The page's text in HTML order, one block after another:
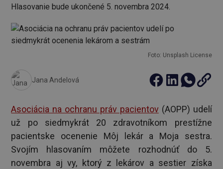
Hlasovanie bude ukončené 5. novembra 2024.
Foto: Unsplash License
Jana Andelová
Asociácia na ochranu práv pacientov(AOPP) udelí
už po siedmykrát 20 zdravotníkom prestížne
pacientske ocenenie Môj lekár a Moja sestra.
Svojím hlasovaním môžete rozhodnúť do 5.
novembra aj vy, ktorý z lekárov a sestier získa